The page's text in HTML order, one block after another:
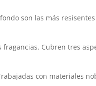
son las más
Cubren tres
con materiales